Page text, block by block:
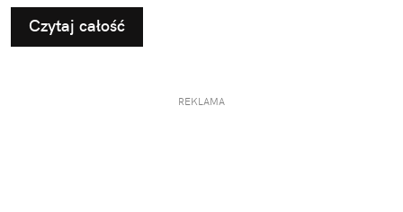
Czytaj całość
REKLAMA